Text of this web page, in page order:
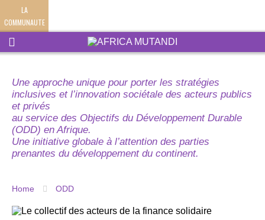
LA
COMMUNAUTE
Une approche unique pour porter les stratégies
inclusives et l’innovation sociétale des acteurs publics
et privés
au service des Objectifs du Développement Durable
(ODD) en Afrique.
Une initiative globale à l’attention des parties
prenantes du développement du continent.
Home ODD